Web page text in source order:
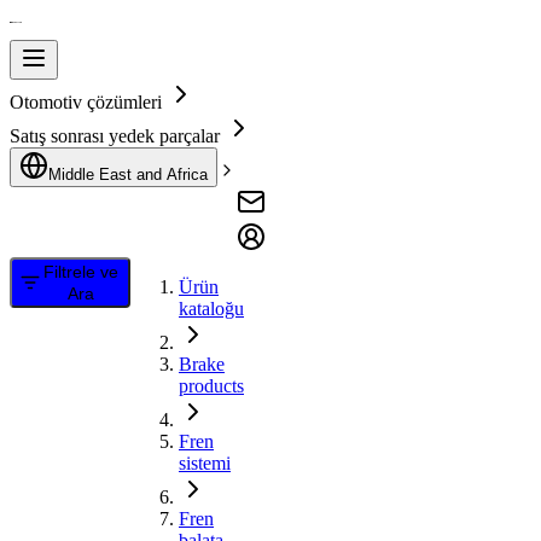
Otomotiv çözümleri
Satış sonrası yedek parçalar
Middle East and Africa
Filtrele ve
Ara
Ürün
kataloğu
Brake
products
Fren
sistemi
Fren